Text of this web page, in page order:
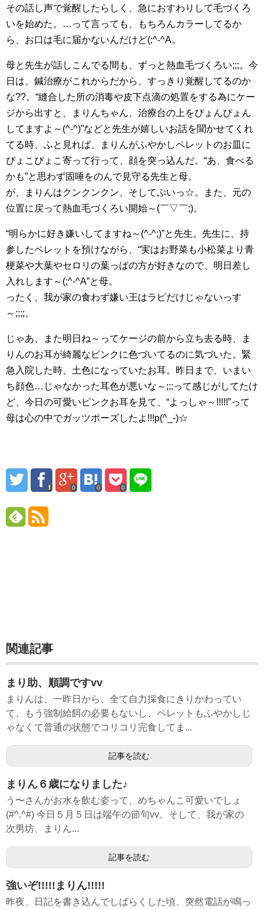
その話し声で覚醒したらしく、急におすわりして毛づくろ
いを始めた。…って言っても、もちろんカラーしてるか
ら、お口は毛に届かないんだけど(;^-^A。
母と先生が話しこんでる間も、ずっと熱血毛づくろい;;;。今
日は、鍼治療がこれからだから、すっきり覚醒してるのか
な??。“縫合した所の消毒や皮下点滴の処置をする為にケー
ジから出すと、まりんちゃん、治療台の上をぴょんぴょん
してますよ～(^-^)”などと先生が嬉しいお話を聞かせてくれ
てる時、ふと見れば、まりんがふやかしペレットのお皿に
ぴょこぴょこ寄って行って、顔を突っ込んだ。“あ、食べる
かも”と思わず固唾をのんで見守る先生と母。
が、まりんはクンクンクン、そしてぷいっ☆。また、元の
位置に戻って熱血毛づくろい開始～(￣▽￣;)。
“明らかに好き嫌いしてますね～(^-^;)”と先生。先生に、持
参したペレットを預けながら、“実はお野菜も小松菜より青
梗菜や大葉やセロリの葉っぱの方が好きなので、明日差し
入れします～(;^-^A”と母。
ったく、我が家の食わず嫌い王はラピだけじゃないっす
～;;;;。
じゃあ、また明日ね～ってケージの前から立ち去る時、ま
りんのお耳が綺麗なピンクに色づいてるのに気づいた。緊
急入院した時、土色になっていたお耳。昨日まで、いまい
ち顔色…じゃなかった耳色が悪いな～;;;って感じがしてたけ
ど、今日の可愛いピンクお耳を見て、“よっしゃ～!!!!!”って
母は心の中でガッツポーズしたよ!!!p(^_-)☆
0 0 0
関連記事
まり助、順調ですvv
まりんは、一昨日から、全て自力採食にきりかわってい
て、もう強制給餌の必要もないし、ペレットもふやかしじ
ゃなくて普通の状態でコリコリ完食してま...
記事を読む
まりん６歳になりました♪
う〜さんがお水を飲む姿って、めちゃんこ可愛いでしょ
(#^.^#) 今日５月５日は端午の節句vv。そして、我が家の
次男坊、まりん...
記事を読む
強いぞ!!!!!まりん!!!!!
昨夜、日記を書き込んでしばらくした頃、突然電話が鳴っ